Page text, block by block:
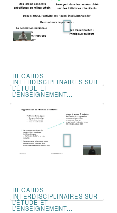
REGARDS
INTERDISCIPLINAIRES SUR
L’ÉTUDE ET
L’ENSEIGNEMENT...
REGARDS
INTERDISCIPLINAIRES SUR
L’ÉTUDE ET
L’ENSEIGNEMENT...